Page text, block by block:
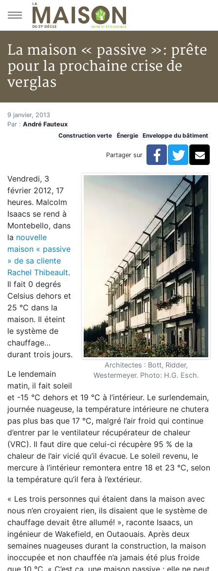
Aller au menu principal
Aller au contenu principal
La maison « passive »: prête
pour la prochaine crise de
verglas
Accueil
Articles
Construction verte
La maison « passive »: prête pour la prochaine crise
La maison « passive »: prête
9 janvier, 2013
Par : André Fauteux
Construction verte
Énergie Enveloppe du bâtiment
Partager sur Facebook
Architectes : Bott, Ridder,
Westermeyer. Photo: H.G. Esch.
Vendredi, 3
février 2012, 17
heures. Malcolm
Isaacs se rend à
Montebello, dans
la nouvelle
maison « passive
» de sa cliente
Rachel Thibeault.
Il fait 0 degrés
Celsius dehors et
25 °C dans la
maison. Il éteint
le système de
chauffage…
durant trois jours.
Le lendemain
matin, il fait soleil
et -15 °C dehors et 19 °C à l’intérieur. Le surlendemain,
journée nuageuse, la température intérieure ne chutera
pas plus bas que 17 °C, malgré l’air froid qui continue
d’entrer par le ventilateur récupérateur de chaleur
(VRC). Il faut dire que celui-ci récupère 95 % de la
chaleur de l’air vicié qu’il évacue. Le soleil revenu, le
mercure à l’intérieur remontera entre 18 et 23 °C, selon
la température qu’il fera à l’extérieur.
« Les trois personnes qui étaient dans la maison avec
nous n’en croyaient rien, ils disaient que le système de
chauffage devait être allumé! », raconte Isaacs, un
ingénieur de Wakefield, en Outaouais. Après deux
semaines nuageuses durant la construction, la maison
inoccupée et non chauffée n’a jamais été plus froide
que 10 °C. « C’est ça, une maison passive : elle ne peut